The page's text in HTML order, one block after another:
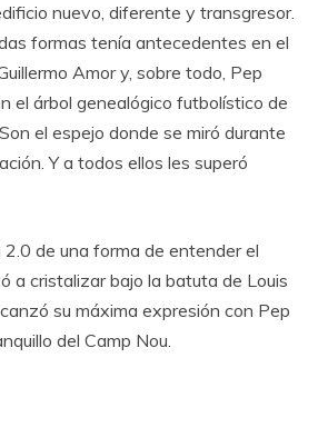
nuevo, diferente y transgresor.
formas tenía antecedentes en el
Amor y, sobre todo, Pep
el árbol genealógico futbolístico de
el espejo donde se miró durante
Y a todos ellos les superó
de una forma de entender el
a cristalizar bajo la batuta de Louis
su máxima expresión con Pep
del Camp Nou.